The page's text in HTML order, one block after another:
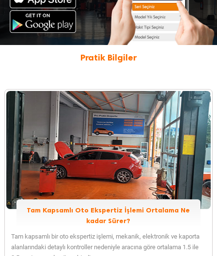
Pratik Bilgiler
Tam Kapsamlı Oto Ekspertiz İşlemi Ortalama Ne
kadar Sürer?
Tam kapsamlı bir oto ekspertiz işlemi, mekanik, elektronik ve kaporta
alanlarındaki detaylı kontroller nedeniyle aracına göre ortalama 1.5 ile